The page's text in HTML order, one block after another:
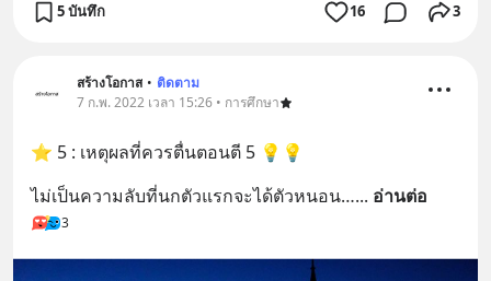
5 บันทึก 16 3
สร้างโอกาส • ติดตาม
7 ก.พ. 2022 เวลา 15:26 • การศึกษา
⭐ 5 : เหตุผลที่ควรตื่นตอนตี 5 💡💡
ไม่เป็นความลับที่นกตัวแรกจะได้ตัวหนอน…... อ่านต่อ
3